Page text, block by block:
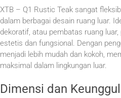
XTB – Q1 Rustic Teak sangat
dalam berbagai desain ruang luar.
dekoratif, atau pembatas ruang
estetis dan fungsional. Dengan
menjadi lebih mudah dan kokoh,
maksimal dalam lingkungan luar.
Dimensi dan